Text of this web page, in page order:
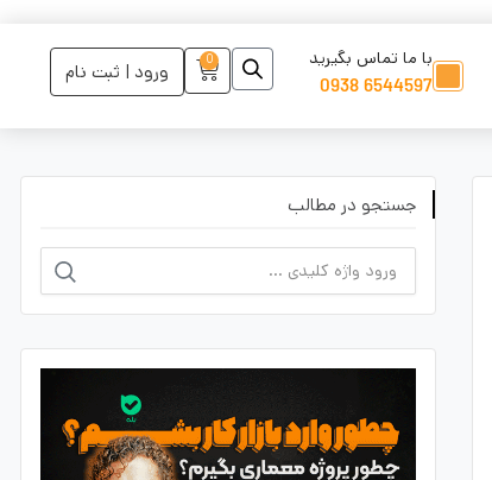
ورود | ثبت نام 0 با ما تماس بگیرید
6544597 0938
جستجو در مطالب